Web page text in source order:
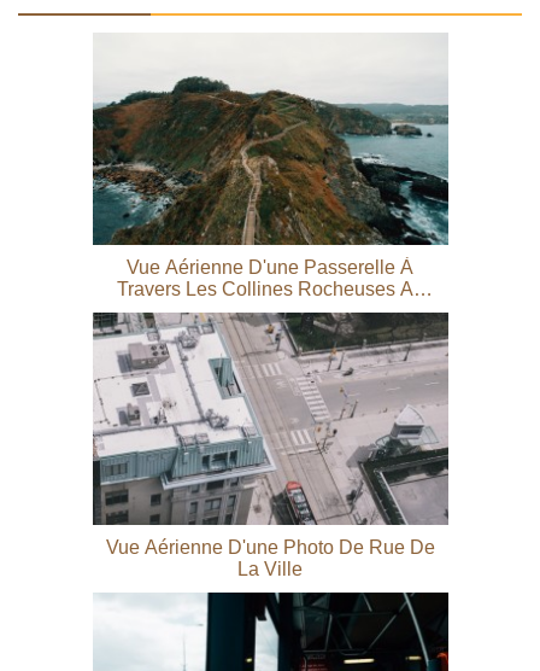
Vue Aérienne D'une Passerelle À
Travers Les Collines Rocheuses Au
Bord De L'eau Photo
Vue Aérienne D'une Photo De Rue De
La Ville